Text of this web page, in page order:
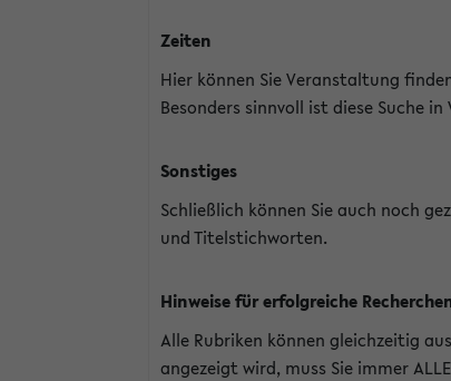
Zeiten
Hier können Sie Veranstaltung
Besonders sinnvoll ist diese Suche
Sonstiges
Schließlich können Sie auch noch
und Titelstichworten.
Hinweise für erfolgreiche
Alle Rubriken können gleichzeitig
angezeigt wird, muss Sie immer